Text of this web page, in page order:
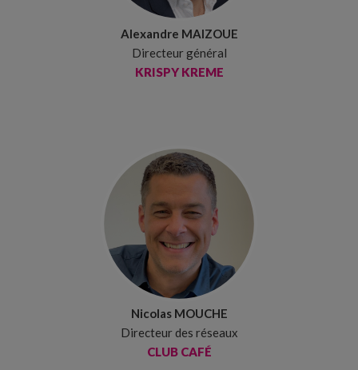
Alexandre MAIZOUE
Directeur général
KRISPY KREME
Nicolas MOUCHE
Directeur des réseaux
CLUB CAFÉ